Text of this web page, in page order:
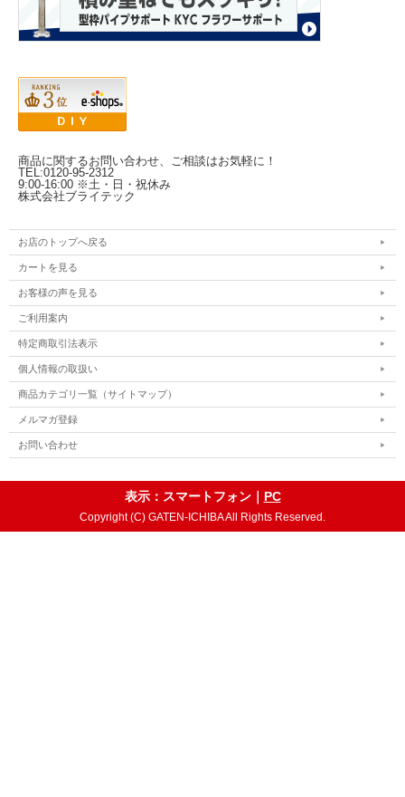
商品に関するお問い合わせ、ご相談はお気軽に！
TEL:0120-95-2312
9:00-16:00 ※土・日・祝休み
株式会社ブライテック
お店のトップへ戻る
カートを見る
お客様の声を見る
ご利用案内
特定商取引法表示
個人情報の取扱い
商品カテゴリ一覧（サイトマップ）
メルマガ登録
お問い合わせ
表示：スマートフォン｜ PC
Copyright (C) GATEN-ICHIBA All Rights Reserved.